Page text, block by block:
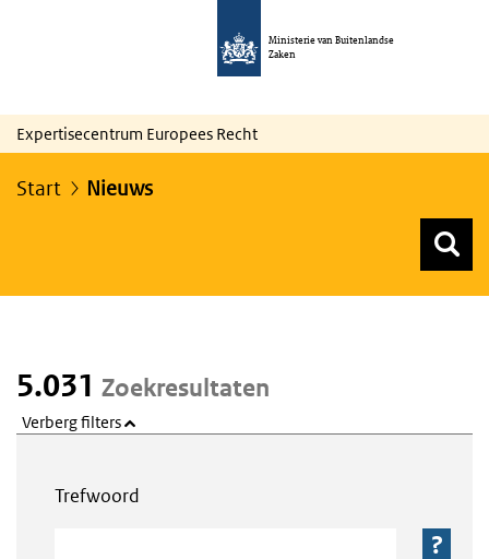
Ministerie van Buitenlandse
Zaken
Expertisecentrum Europees Recht
Start Nieuws
5.031 Zoekresultaten
Verberg filters
Trefwoord